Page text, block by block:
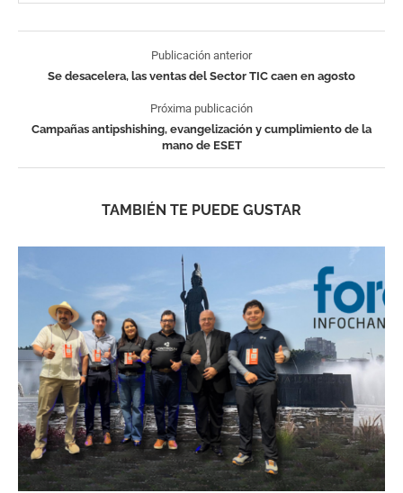
Publicación anterior
Se desacelera, las ventas del Sector TIC caen en agosto
Próxima publicación
Campañas antipshishing, evangelización y cumplimiento de la
mano de ESET
TAMBIÉN TE PUEDE GUSTAR